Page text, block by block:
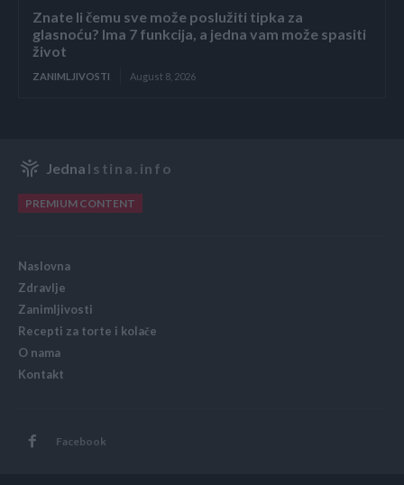
Znate li čemu sve može poslužiti tipka za
glasnoću? Ima 7 funkcija, a jedna vam može spasiti
život
ZANIMLJIVOSTI August 8, 2026
Jedna Istina.info
PREMIUM CONTENT
Naslovna
Zdravlje
Zanimljivosti
Recepti za torte i kolače
O nama
Kontakt
Facebook